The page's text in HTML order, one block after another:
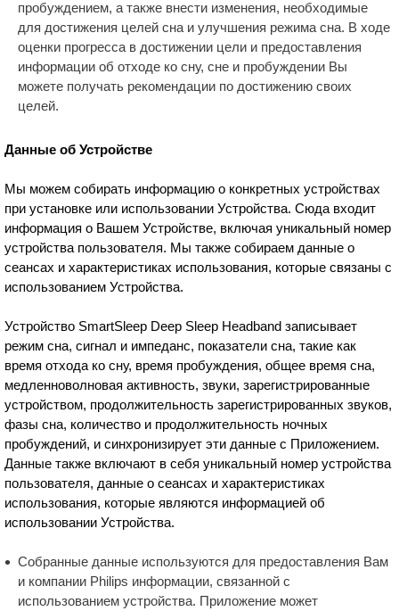
пробуждением, а также внести изменения, необходимые
для достижения целей сна и улучшения режима сна. В ходе
оценки прогресса в достижении цели и предоставления
информации об отходе ко сну, сне и пробуждении Вы
можете получать рекомендации по достижению своих
целей.
Данные об Устройстве
Мы можем собирать информацию о конкретных устройствах
при установке или использовании Устройства. Сюда входит
информация о Вашем Устройстве, включая уникальный номер
устройства пользователя. Мы также собираем данные о
сеансах и характеристиках использования, которые связаны с
использованием Устройства.
Устройство SmartSleep Deep Sleep Headband записывает
режим сна, сигнал и импеданс, показатели сна, такие как
время отхода ко сну, время пробуждения, общее время сна,
медленноволновая активность, звуки, зарегистрированные
устройством, продолжительность зарегистрированных звуков,
фазы сна, количество и продолжительность ночных
пробуждений, и синхронизирует эти данные с Приложением.
Данные также включают в себя уникальный номер устройства
пользователя, данные о сеансах и характеристиках
использования, которые являются информацией об
использовании Устройства.
Собранные данные используются для предоставления Вам
и компании Philips информации, связанной с
использованием устройства. Приложение может